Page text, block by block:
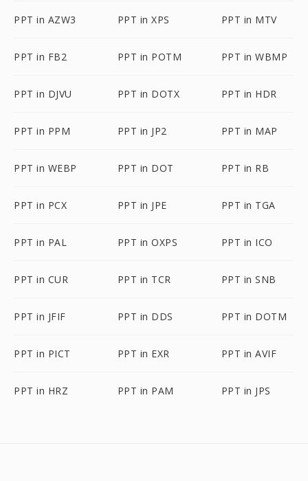
PPT in AZW3 PPT in XPS PPT in MTV
PPT in FB2 PPT in POTM PPT in WBMP
PPT in DJVU PPT in DOTX PPT in HDR
PPT in PPM PPT in JP2 PPT in MAP
PPT in WEBP PPT in DOT PPT in RB
PPT in PCX PPT in JPE PPT in TGA
PPT in PAL PPT in OXPS PPT in ICO
PPT in CUR PPT in TCR PPT in SNB
PPT in JFIF PPT in DDS PPT in DOTM
PPT in PICT PPT in EXR PPT in AVIF
PPT in HRZ PPT in PAM PPT in JPS